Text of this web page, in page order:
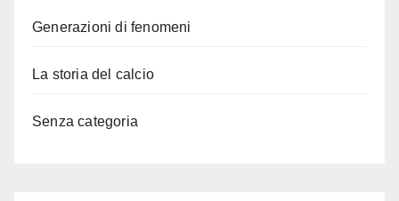
Generazioni di fenomeni
La storia del calcio
Senza categoria